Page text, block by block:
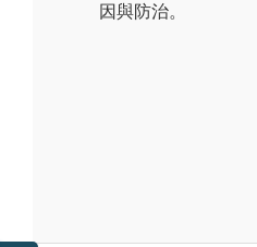
因與防治。